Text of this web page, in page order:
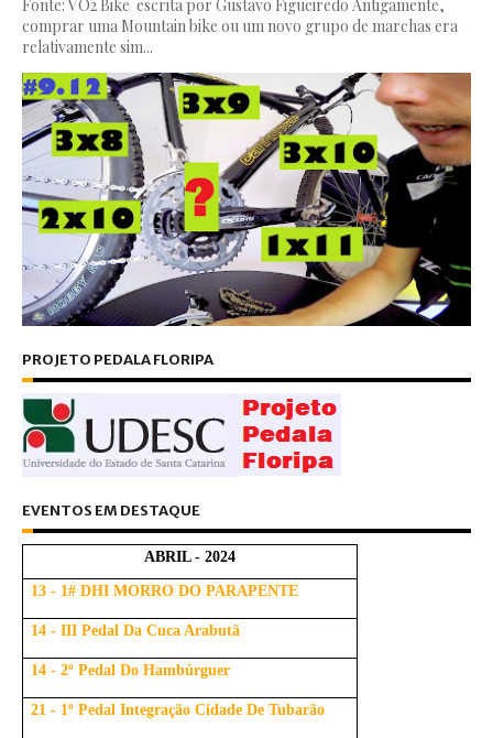
Fonte: VO2 Bike escrita por Gustavo Figueiredo Antigamente,
comprar uma Mountain bike ou um novo grupo de marchas era
relativamente sim...
PROJETO PEDALA FLORIPA
EVENTOS EM DESTAQUE
ABRIL - 2024
13 - 1# DHI MORRO DO PARAPENTE
14 - III Pedal Da Cuca Arabutã
14 - 2º Pedal Do Hambúrguer
21 - 1º Pedal Integração Cidade De Tubarão